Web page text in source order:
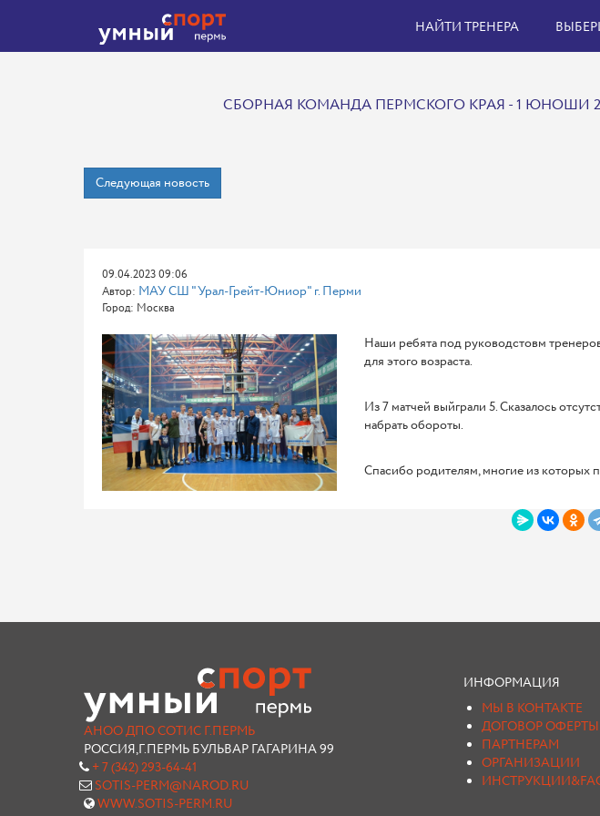
НАЙТИ ТРЕНЕРА
СБОРНАЯ КОМАНДА ПЕРМСКОГО КРАЯ - 1 ЮНОШИ
Следующая новость
09.04.2023 09:06
Автор: МАУ СШ "Урал-Грейт-Юниор" г. Перми
Город: Москва
Наши ребята под руководстовм
для этого возраста.
Из 7 матчей выйграли 5. Сказалось
набрать обороты.
Спасибо родителям, многие из которых
АНОО ДПО СОТИС Г.ПЕРМЬ
РОССИЯ,Г.ПЕРМЬ БУЛЬВАР ГАГАРИНА 99
+ 7 (342) 293-64-41
SOTIS-PERM@NAROD.RU
WWW.SOTIS-PERM.RU
ИНФОРМАЦИЯ
МЫ В КОНТАКТЕ
ДОГОВОР ОФЕРТЫ
ПАРТНЕРАМ
ОРГАНИЗАЦИИ